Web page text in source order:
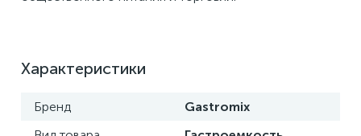
Характеристики
Бренд
Gastromix